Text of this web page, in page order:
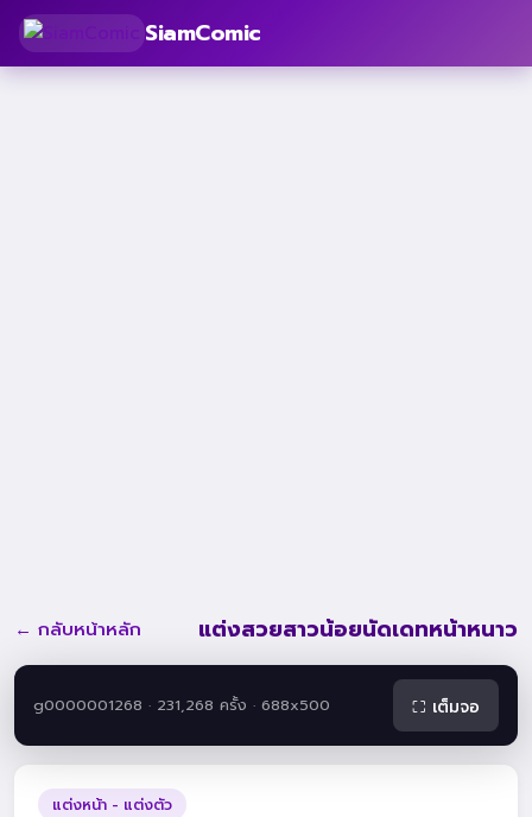
SiamComic
← กลับหน้าหลัก แต่งสวยสาวน้อยนัดเดทหน้าหนาว
g0000001268 · 231,268 ครั้ง · 688x500 ⛶ เต็มจอ
แต่งหน้า - แต่งตัว